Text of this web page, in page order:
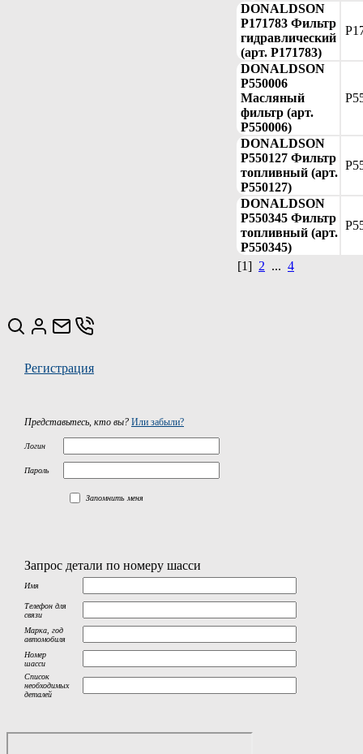
DONALDSON
P171783 Фильтр
гидравлический
(арт. P171783)
DONALDSON
P550006
Масляный
фильтр (арт.
P550006)
DONALDSON
P550127 Фильтр
топливный (арт.
P550127)
DONALDSON
P550345 Фильтр
топливный (арт.
P550345)
[1] 2 ... 4
Регистрация
Представьтесь, кто вы? Или забыли?
Логин
Пароль
Запомнить меня
Запрос детали по номеру шасси
Имя
Телефон для
связи
Марка, год
автомобиля
Номер
шасси
Список
необходимых
деталей